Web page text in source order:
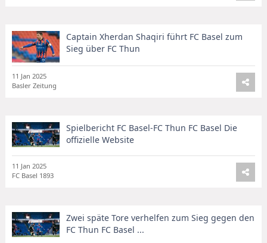
Captain Xherdan Shaqiri führt FC Basel zum
Sieg über FC Thun
11 Jan 2025
Basler Zeitung
Spielbericht FC Basel-FC Thun FC Basel Die
offizielle Website
11 Jan 2025
FC Basel 1893
Zwei späte Tore verhelfen zum Sieg gegen den
FC Thun FC Basel ...